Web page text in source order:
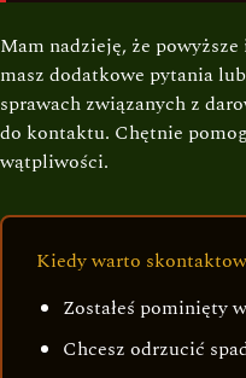
Mam nadzieję, że
masz dodatkowe pytania
sprawach związanych z
do kontaktu. Chętnie
wątpliwości.
Kiedy warto
Zostałeś pominięty
Chcesz odrzucić